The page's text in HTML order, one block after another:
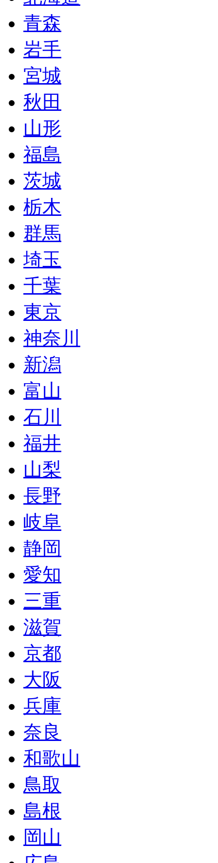
青森
岩手
宮城
秋田
山形
福島
茨城
栃木
群馬
埼玉
千葉
東京
神奈川
新潟
富山
石川
福井
山梨
長野
岐阜
静岡
愛知
三重
滋賀
京都
大阪
兵庫
奈良
和歌山
鳥取
島根
岡山